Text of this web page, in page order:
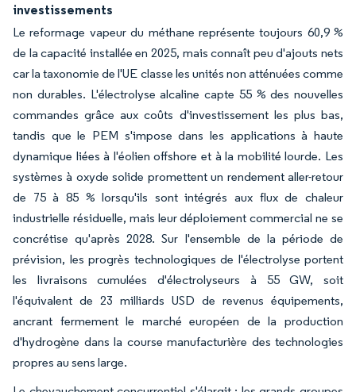
investissements
Le reformage vapeur du méthane représente toujours 60,9 %
de la capacité installée en 2025, mais connaît peu d'ajouts nets
car la taxonomie de l'UE classe les unités non atténuées comme
non durables. L'électrolyse alcaline capte 55 % des nouvelles
commandes grâce aux coûts d'investissement les plus bas,
tandis que le PEM s'impose dans les applications à haute
dynamique liées à l'éolien offshore et à la mobilité lourde. Les
systèmes à oxyde solide promettent un rendement aller-retour
de 75 à 85 % lorsqu'ils sont intégrés aux flux de chaleur
industrielle résiduelle, mais leur déploiement commercial ne se
concrétise qu'après 2028. Sur l'ensemble de la période de
prévision, les progrès technologiques de l'électrolyse portent
les livraisons cumulées d'électrolyseurs à 55 GW, soit
l'équivalent de 23 milliards USD de revenus équipements,
ancrant fermement le marché européen de la production
d'hydrogène dans la course manufacturière des technologies
propres au sens large.